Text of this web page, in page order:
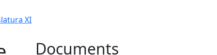
XI
Documents